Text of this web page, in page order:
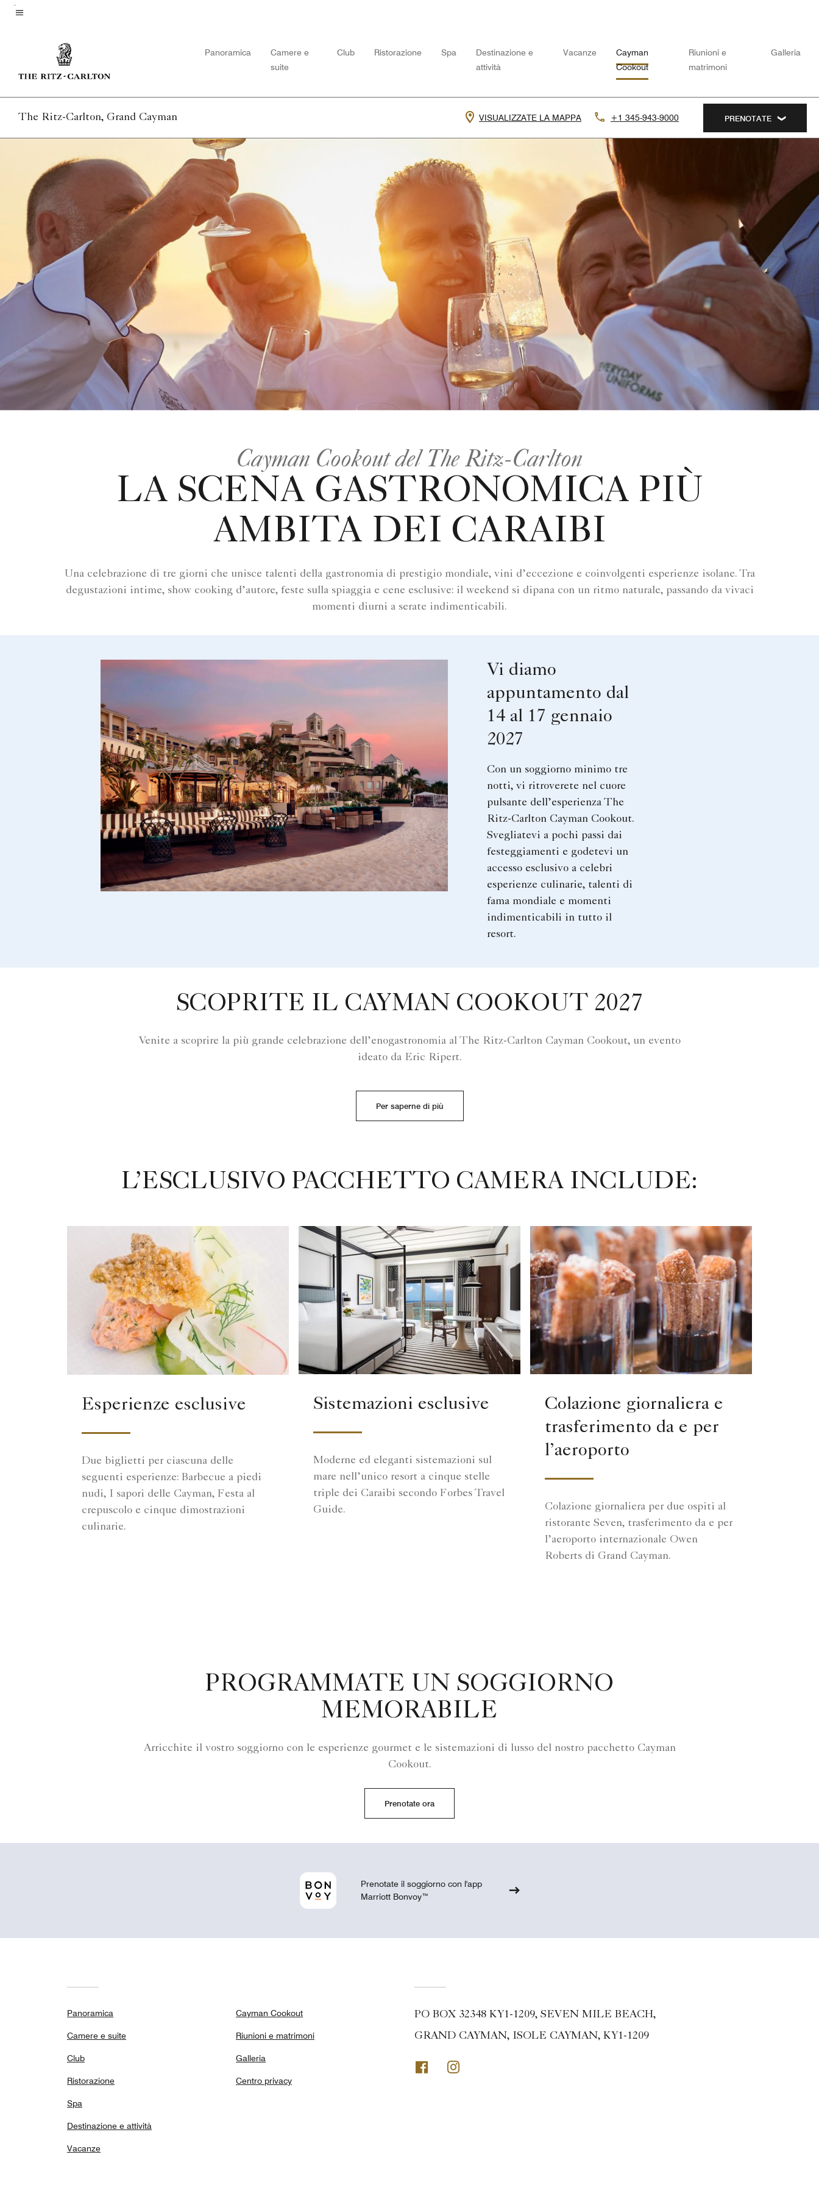
Skip
Panoramica
Camere e
suite
Club Ristorazione Spa
Destinazione e
attività
Vacanze
Cayman
Cookout
Riunioni e
matrimoni
Galleria
The Ritz-Carlton, Grand Cayman VISUALIZZATE LA MAPPA +1 345-943-9000 PRENOTATE
Cayman Cookout del The Ritz-Carlton
LA SCENA GASTRONOMICA PIÙ
AMBITA DEI CARAIBI
Una celebrazione di tre giorni che unisce talenti della gastronomia di prestigio mondiale, vini d’eccezione e coinvolgenti esperienze isolane. Tra
degustazioni intime, show cooking d’autore, feste sulla spiaggia e cene esclusive: il weekend si dipana con un ritmo naturale, passando da vivaci
momenti diurni a serate indimenticabili.
Vi diamo
appuntamento dal
14 al 17 gennaio
2027
Con un soggiorno minimo tre
notti, vi ritroverete nel cuore
pulsante dell’esperienza The
Ritz-Carlton Cayman Cookout.
Svegliatevi a pochi passi dai
festeggiamenti e godetevi un
accesso esclusivo a celebri
esperienze culinarie, talenti di
fama mondiale e momenti
indimenticabili in tutto il
resort.
SCOPRITE IL CAYMAN COOKOUT 2027
Venite a scoprire la più grande celebrazione dell’enogastronomia al The Ritz-Carlton Cayman Cookout, un evento
ideato da Eric Ripert.
Per saperne di più
L’ESCLUSIVO PACCHETTO CAMERA INCLUDE:
Esperienze esclusive
Due biglietti per ciascuna delle
seguenti esperienze: Barbecue a piedi
nudi, I sapori delle Cayman, Festa al
crepuscolo e cinque dimostrazioni
culinarie.
Sistemazioni esclusive
Moderne ed eleganti sistemazioni sul
mare nell’unico resort a cinque stelle
triple dei Caraibi secondo Forbes Travel
Guide.
Colazione giornaliera e
trasferimento da e per
l’aeroporto
Colazione giornaliera per due ospiti al
ristorante Seven, trasferimento da e per
l’aeroporto internazionale Owen
Roberts di Grand Cayman.
PROGRAMMATE UN SOGGIORNO
MEMORABILE
Arricchite il vostro soggiorno con le esperienze gourmet e le sistemazioni di lusso del nostro pacchetto Cayman
Cookout.
Prenotate ora
Prenotate il soggiorno con l'app
Marriott Bonvoy™
Panoramica
Camere e suite
Club
Ristorazione
Spa
Destinazione e attività
Vacanze
Cayman Cookout
Riunioni e matrimoni
Galleria
Centro privacy
PO BOX 32348 KY1-1209, SEVEN MILE BEACH,
GRAND CAYMAN, ISOLE CAYMAN, KY1-1209
Facebook